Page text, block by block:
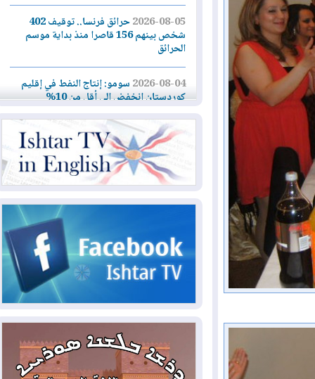
2026-08-05
حرائق فرنسا.. توقيف 402
شخص بينهم 156 قاصرا منذ بداية موسم
الحرائق
2026-08-04سومو: إنتاج النفط في إقليم
كوردستان انخفض إلى أقل من 10%
2026-08-04 ملفات حقبة الكاظمي تعود إلى
الواجهة.. أنباء عن مراجعات قضائية
وتحقيقات أوسع في قضايا فساد
الرئاسية ويحذر من "حرب أهلية" في
2026-08-03رئيس إقليم كوردستان في
دمشق في زيارة رسمية
2026-08-03العراق يؤكد مجدداً التزامه
بمنع الهجمات على الدول المجاورة
2026-08-03العجز والاقتراض يطوقان
المالية العراقية.. اقتراض يتجاوز 3 تريليونات